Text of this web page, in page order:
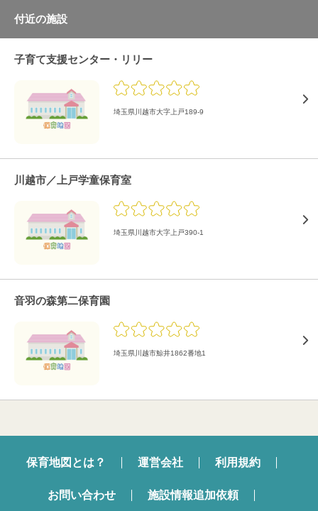
付近の施設
子育て支援センター・リリー
埼玉県川越市大字上戸189-9
川越市／上戸学童保育室
埼玉県川越市大字上戸390-1
音羽の森第二保育園
埼玉県川越市鯨井1862番地1
保育地図とは？ 運営会社 利用規約
お問い合わせ 施設情報追加依頼